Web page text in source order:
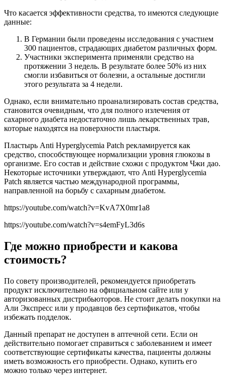
Что касается эффективности средства, то имеются следующие
данные:
В Германии были проведены исследования с участием
300 пациентов, страдающих диабетом различных форм.
Участники эксперимента применяли средство на
протяжении 3 недель. В результате более 50% из них
смогли избавиться от болезни, а остальные достигли
этого результата за 4 недели.
Однако, если внимательно проанализировать состав средства,
становится очевидным, что для полного излечения от
сахарного диабета недостаточно лишь лекарственных трав,
которые находятся на поверхности пластыря.
Пластырь Anti Hyperglycemia Patch рекламируется как
средство, способствующее нормализации уровня глюкозы в
организме. Его состав и действие схожи с продуктом Чжи дао.
Некоторые источники утверждают, что Anti Hyperglycemia
Patch является частью международной программы,
направленной на борьбу с сахарным диабетом.
https://youtube.com/watch?v=KvA7X0mr1a8
https://youtube.com/watch?v=s4emFyL3d6s
Где можно приобрести и какова
стоимость?
По совету производителей, рекомендуется приобретать
продукт исключительно на официальном сайте или у
авторизованных дистрибьюторов. Не стоит делать покупки на
Али Экспресс или у продавцов без сертификатов, чтобы
избежать подделок.
Данный препарат не доступен в аптечной сети. Если он
действительно помогает справиться с заболеванием и имеет
соответствующие сертификаты качества, пациенты должны
иметь возможность его приобрести. Однако, купить его
можно только через интернет.